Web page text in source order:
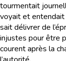
tourmentait
voyait et
sait délivrer de
injustes pour être
courent après la